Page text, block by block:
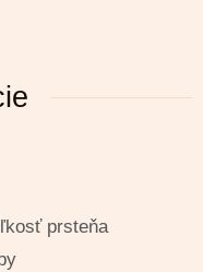
prsteňa